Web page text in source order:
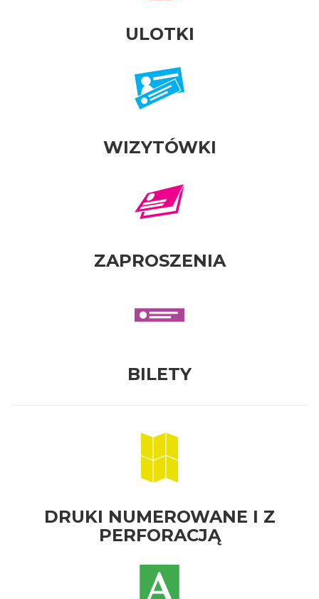
ULOTKI
WIZYTÓWKI
ZAPROSZENIA
BILETY
DRUKI NUMEROWANE I Z
PERFORACJĄ